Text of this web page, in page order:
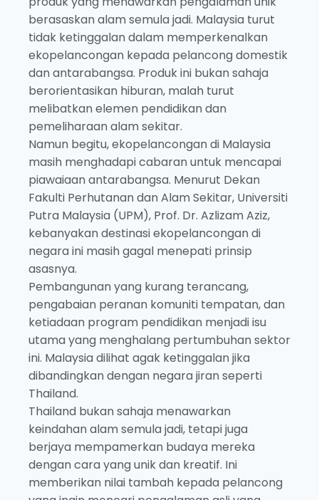
berasaskan alam semula jadi. Malaysia turut
tidak ketinggalan dalam memperkenalkan
ekopelancongan kepada pelancong domestik
dan antarabangsa. Produk ini bukan sahaja
berorientasikan hiburan, malah turut
melibatkan elemen pendidikan dan
pemeliharaan alam sekitar.
Namun begitu, ekopelancongan di Malaysia
masih menghadapi cabaran untuk mencapai
piawaiaan antarabangsa. Menurut Dekan
Fakulti Perhutanan dan Alam Sekitar, Universiti
Putra Malaysia (UPM), Prof. Dr. Azlizam Aziz,
kebanyakan destinasi ekopelancongan di
negara ini masih gagal menepati prinsip
asasnya.
Pembangunan yang kurang terancang,
pengabaian peranan komuniti tempatan, dan
ketiadaan program pendidikan menjadi isu
utama yang menghalang pertumbuhan sektor
ini. Malaysia dilihat agak ketinggalan jika
dibandingkan dengan negara jiran seperti
Thailand.
Thailand bukan sahaja menawarkan
keindahan alam semula jadi, tetapi juga
berjaya mempamerkan budaya mereka
dengan cara yang unik dan kreatif. Ini
memberikan nilai tambah kepada pelancong